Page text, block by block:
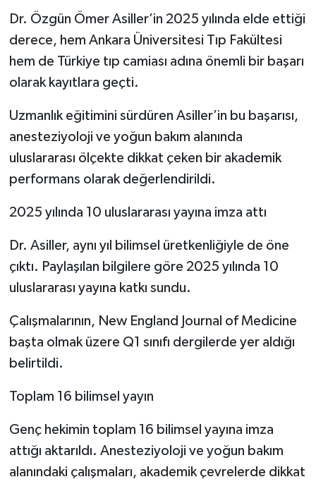
Dr. Özgün Ömer Asiller’in 2025 yılında elde ettiği
derece, hem Ankara Üniversitesi Tıp Fakültesi
hem de Türkiye tıp camiası adına önemli bir başarı
olarak kayıtlara geçti.
Uzmanlık eğitimini sürdüren Asiller’in bu başarısı,
anesteziyoloji ve yoğun bakım alanında
uluslararası ölçekte dikkat çeken bir akademik
performans olarak değerlendirildi.
2025 yılında 10 uluslararası yayına imza attı
Dr. Asiller, aynı yıl bilimsel üretkenliğiyle de öne
çıktı. Paylaşılan bilgilere göre 2025 yılında 10
uluslararası yayına katkı sundu.
Çalışmalarının, New England Journal of Medicine
başta olmak üzere Q1 sınıfı dergilerde yer aldığı
belirtildi.
Toplam 16 bilimsel yayın
Genç hekimin toplam 16 bilimsel yayına imza
attığı aktarıldı. Anesteziyoloji ve yoğun bakım
alanındaki çalışmaları, akademik çevrelerde dikkat